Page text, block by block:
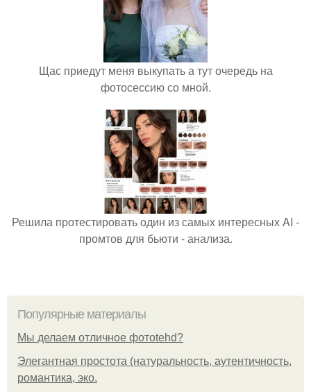
Щас приедут меня выкупать а тут очередь на
фотосессию со мной.
Решила протестировать один из самых интересных AI -
промтов для бьюти - анализа.
Популярные материалы
Мы делаем отличное фотоtehd?
Элегантная простота (натуральность, аутентичность,
романтика, эко.